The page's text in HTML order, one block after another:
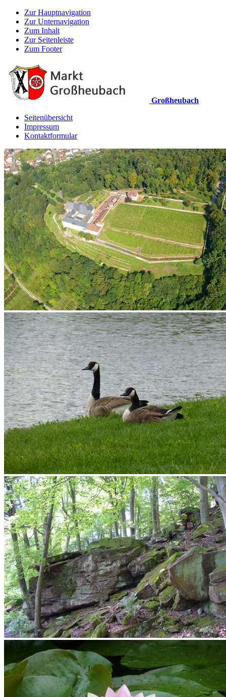
Zur Hauptnavigation
Zur Unternavigation
Zum Inhalt
Zur Seitenleiste
Zum Footer
Großheubach
Seitenübersicht
Impressum
Kontaktformular